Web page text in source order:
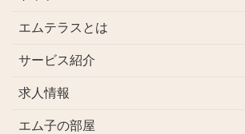
エムテラスとは
サービス紹介
求人情報
エム子の部屋